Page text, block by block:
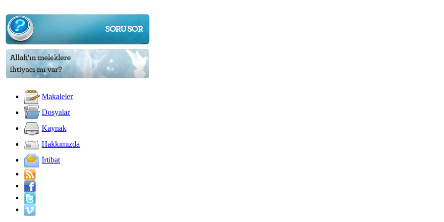
Makaleler
Dosyalar
Kaynak
Hakkımızda
İrtibat